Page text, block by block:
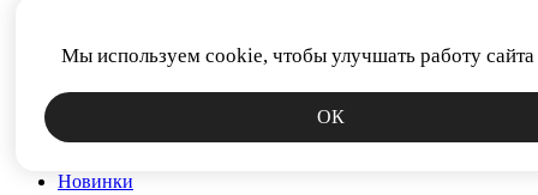
Мы используем cookie, чтобы улучшать работу сайта
ОК
МЕЧ
РОДИНА
ФИТИЛЬ
Новинки